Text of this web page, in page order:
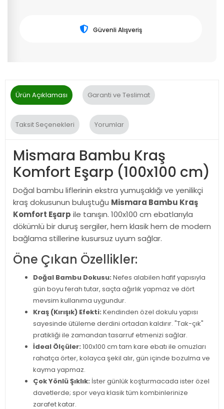
Güvenli Alışveriş
Ürün Açıklaması Garanti ve Teslimat
Taksit Seçenekleri Yorumlar
Mismara Bambu Kraş
Komfort Eşarp (100x100 cm)
Doğal bambu liflerinin ekstra yumuşaklığı ve yenilikçi
kraş dokusunun buluştuğu Mismara Bambu Kraş
Komfort Eşarp ile tanışın. 100x100 cm ebatlarıyla
dökümlü bir duruş sergiler, hem klasik hem de modern
bağlama stillerine kusursuz uyum sağlar.
Öne Çıkan Özellikler:
Doğal Bambu Dokusu: Nefes alabilen hafif yapısıyla
gün boyu ferah tutar, saçta ağırlık yapmaz ve dört
mevsim kullanıma uygundur.
Kraş (Kırışık) Efekti: Kendinden özel dokulu yapısı
sayesinde ütüleme derdini ortadan kaldırır. "Tak-çık"
pratikliği ile zamandan tasarruf etmenizi sağlar.
İdeal Ölçüler: 100x100 cm tam kare ebatı ile omuzları
rahatça örter, kolayca şekil alır, gün içinde bozulma ve
kayma yapmaz.
Çok Yönlü Şıklık: İster günlük koşturmacada ister özel
davetlerde; spor veya klasik tüm kombinlerinize
zarafet katar.